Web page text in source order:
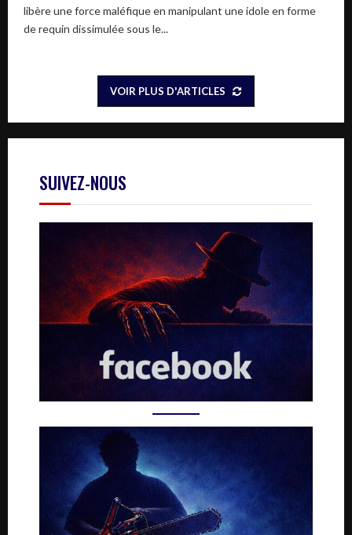
libère une force maléfique en manipulant une idole en forme
de requin dissimulée sous le...
VOIR PLUS D'ARTICLES
SUIVEZ-NOUS